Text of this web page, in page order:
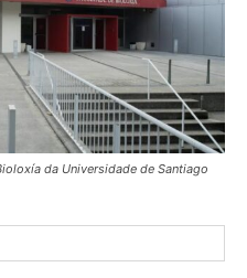
da Universidade de Santiago